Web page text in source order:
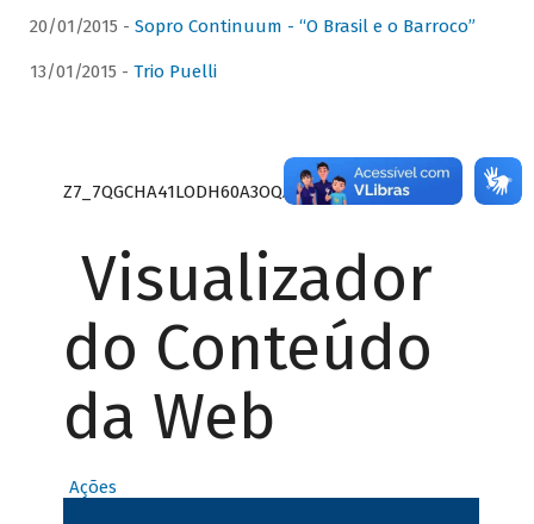
20/01/2015 - Sopro Continuum - “O Brasil e o Barroco”
13/01/2015 - Trio Puelli
Z7_7QGCHA41LODH60A3OQA8RN1415
Visualizador
do Conteúdo
da Web
Ações